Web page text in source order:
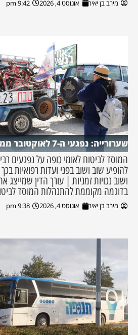
מירב בן יאיר אוגוסט 4, 2026 9:42 pm
שערורייה: נפגעי ה-7 לאוקטובר ממשיכים להיפגע
להופיע שוב ושוב בפני ועדות רפואיות
ושוב נכויות זמניות | עורך הדין
בדוגמה מקוממת להתנהלות המוסד
מירב בן יאיר אוגוסט 4, 2026 9:38 pm